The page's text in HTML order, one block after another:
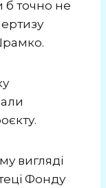
б точно не
вигляді
Фонду